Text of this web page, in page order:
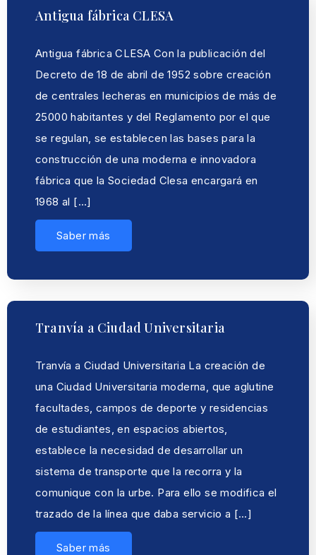
Antigua fábrica CLESA
Antigua fábrica CLESA Con la publicación del
Decreto de 18 de abril de 1952 sobre creación
de centrales lecheras en municipios de más de
25000 habitantes y del Reglamento por el que
se regulan, se establecen las bases para la
construcción de una moderna e innovadora
fábrica que la Sociedad Clesa encargará en
1968 al […]
Saber más
Tranvía a Ciudad Universitaria
Tranvía a Ciudad Universitaria La creación de
una Ciudad Universitaria moderna, que aglutine
facultades, campos de deporte y residencias
de estudiantes, en espacios abiertos,
establece la necesidad de desarrollar un
sistema de transporte que la recorra y la
comunique con la urbe. Para ello se modifica el
trazado de la línea que daba servicio a […]
Saber más